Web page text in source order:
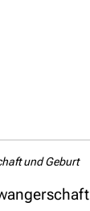
und Geburt